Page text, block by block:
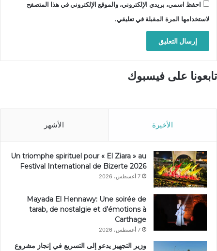
احفظ اسمي، بريدي الإلكتروني، والموقع الإلكتروني في هذا المتصفح
لاستخدامها المرة المقبلة في تعليقي.
تابعونا على فيسبوك
الأخيرة الأشهر
Un triomphe spirituel pour « El Ziara » au
Festival International de Bizerte 2026
7 أغسطس، 2026
Mayada El Hennawy: Une soirée de
tarab, de nostalgie et d’émotions à
Carthage
7 أغسطس، 2026
وزير التجهيز يدعو إلى التسريع في إنجاز مشروع